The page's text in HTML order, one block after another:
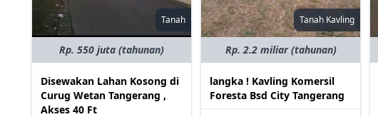
Tanah
Rp. 550 juta (tahunan)
Disewakan Lahan Kosong di
Curug Wetan Tangerang ,
Akses 40 Ft
Tanah Kavling
Rp. 2.2 miliar (tahunan)
langka ! Kavling Komersil
Foresta Bsd City Tangerang